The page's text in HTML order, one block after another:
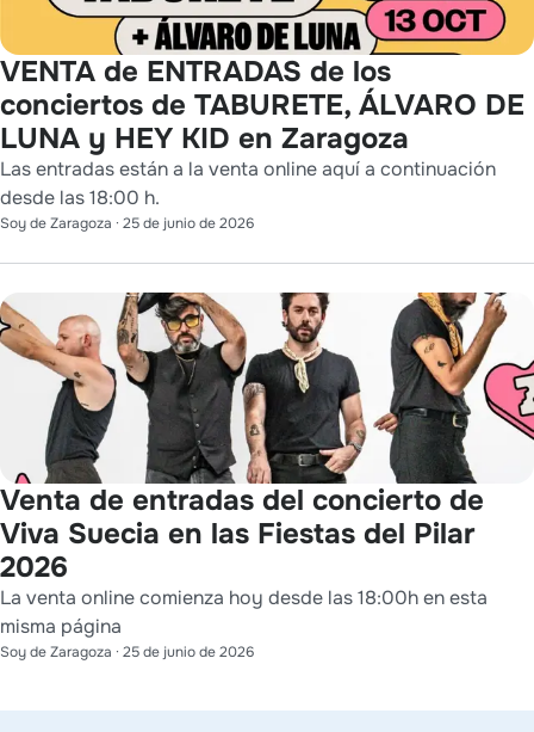
VENTA de ENTRADAS de los
conciertos de TABURETE, ÁLVARO DE
LUNA y HEY KID en Zaragoza
Las entradas están a la venta online aquí a continuación
desde las 18:00 h.
Soy de Zaragoza · 25 de junio de 2026
Venta de entradas del concierto de
Viva Suecia en las Fiestas del Pilar
2026
La venta online comienza hoy desde las 18:00h en esta
misma página
Soy de Zaragoza · 25 de junio de 2026